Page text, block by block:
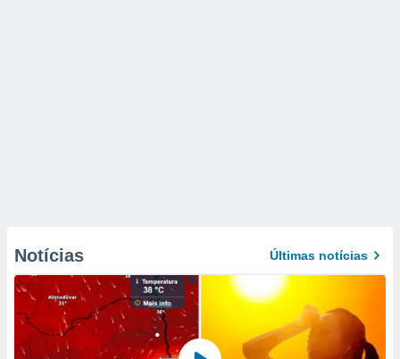
Notícias Últimas notícias